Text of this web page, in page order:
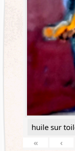
huile sur
«
‹